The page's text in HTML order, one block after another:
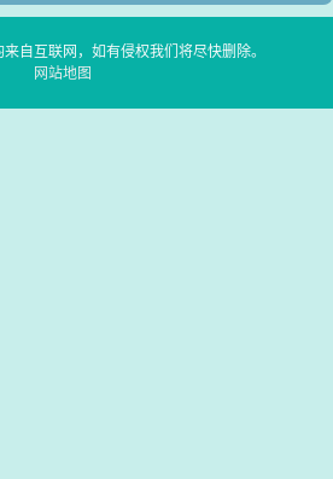
自互联网，如有侵权我们将尽快删除。
网站地图